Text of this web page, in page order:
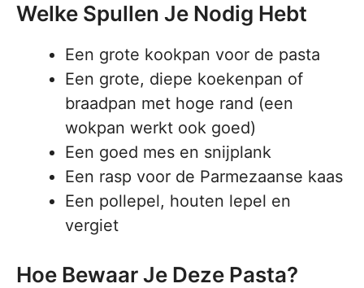
Welke Spullen Je Nodig Hebt
Een grote kookpan voor de pasta
Een grote, diepe koekenpan of
braadpan met hoge rand (een
wokpan werkt ook goed)
Een goed mes en snijplank
Een rasp voor de Parmezaanse kaas
Een pollepel, houten lepel en
vergiet
Hoe Bewaar Je Deze Pasta?